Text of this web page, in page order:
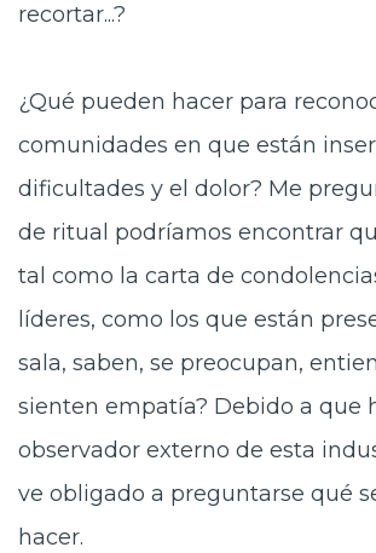
recortar...?
¿Qué pueden hacer para
comunidades en que están
dificultades y el dolor? Me
de ritual podríamos encontrar
tal como la carta de
líderes, como los que están
sala, saben, se preocupan,
sienten empatía? Debido a que
observador externo de esta
ve obligado a preguntarse qué
hacer.